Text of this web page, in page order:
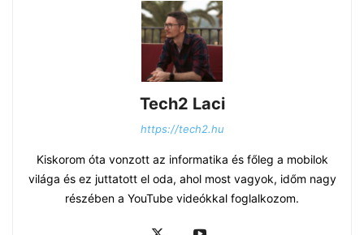
Tech2 Laci
https://tech2.hu
Kiskorom óta vonzott az informatika és főleg a mobilok
világa és ez juttatott el oda, ahol most vagyok, időm nagy
részében a YouTube videókkal foglalkozom.